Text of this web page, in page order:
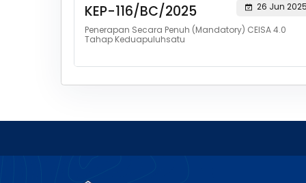
KEP-116/BC/2025
26 Jun
Penerapan Secara Penuh (Mandatory) CEISA 4.0
Tahap Keduapuluhsatu